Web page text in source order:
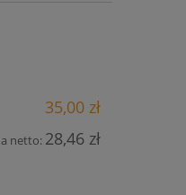
35,00 zł
netto: 28,46 zł